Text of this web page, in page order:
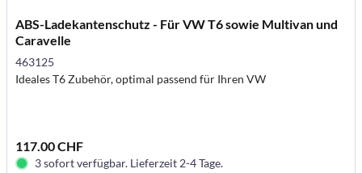
ABS-Ladekantenschutz - Für VW T6 sowie Multivan und
Caravelle
463125
Ideales T6 Zubehör, optimal passend für Ihren VW
117.00 CHF
3 sofort verfügbar. Lieferzeit 2-4 Tage.